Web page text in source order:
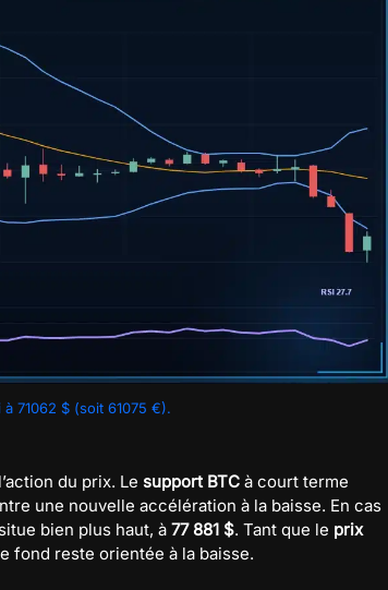
71062 $ (soit 61075 €).
du prix. Le support BTC à court terme
une nouvelle accélération à la baisse. En cas
bien plus haut, à 77 881 $. Tant que le prix
fond reste orientée à la baisse.